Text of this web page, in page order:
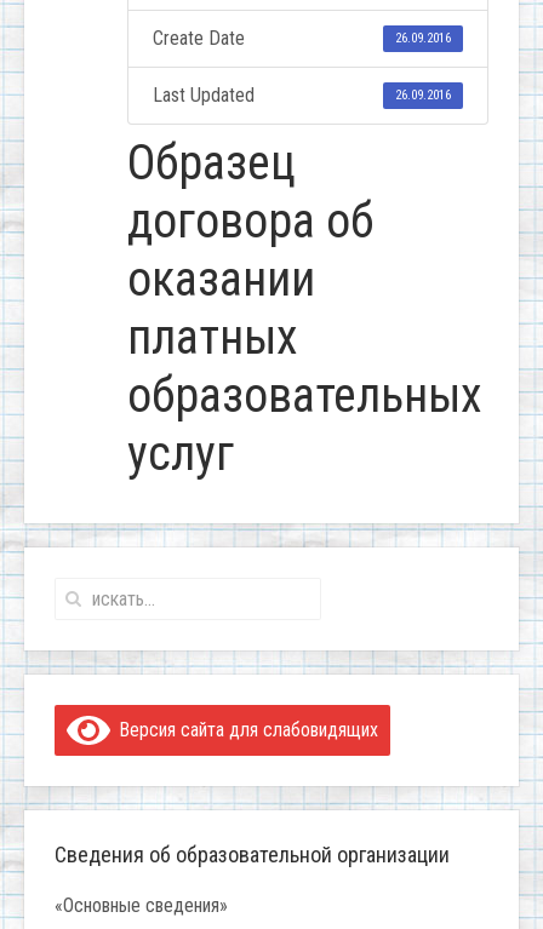
Create Date 26.09.2016
Last Updated 26.09.2016
Образец
договора об
оказании
платных
образовательных
услуг
Версия сайта для слабовидящих
Сведения об образовательной организации
«Основные сведения»